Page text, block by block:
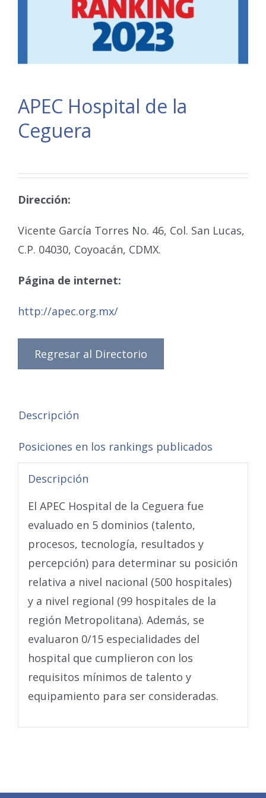
APEC Hospital de la
Ceguera
Dirección:
Vicente García Torres No. 46, Col. San Lucas,
C.P. 04030, Coyoacán, CDMX.
Página de internet:
http://apec.org.mx/
Regresar al Directorio
Descripción
Posiciones en los rankings publicados
Descripción
El APEC Hospital de la Ceguera fue
evaluado en 5 dominios (talento,
procesos, tecnología, resultados y
percepción) para determinar su posición
relativa a nivel nacional (500 hospitales)
y a nivel regional (99 hospitales de la
región Metropolitana). Además, se
evaluaron 0/15 especialidades del
hospital que cumplieron con los
requisitos mínimos de talento y
equipamiento para ser consideradas.